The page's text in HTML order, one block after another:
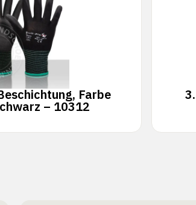
Farbe
– 10312
3.